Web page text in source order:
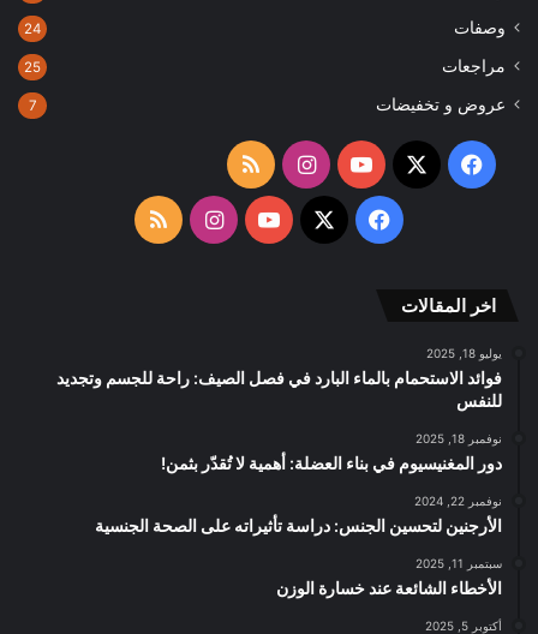
وصفات 24
مراجعات 25
عروض و تخفيضات 7
فيسبوك
‫X
‫YouTubeانستقرامملخص
الموقع
فيسبوك
‫X
‫YouTubeانستقرامملخص
اخر المقالات
يوليو 18, 2025
فوائد الاستحمام بالماء البارد في فصل الصيف: راحة للجسم وتجديد
للنفس
نوفمبر 18, 2025
دور المغنيسيوم في بناء العضلة: أهمية لا تُقدّر بثمن!
نوفمبر 22, 2024
الأرجنين لتحسين الجنس: دراسة تأثيراته على الصحة الجنسية
سبتمبر 11, 2025
الأخطاء الشائعة عند خسارة الوزن
أكتوبر 5, 2025